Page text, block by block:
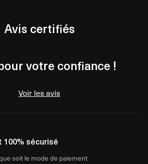
Avis certifiés
votre confiance !
Voir les avis
100% sécurisé
soit le mode de paiement